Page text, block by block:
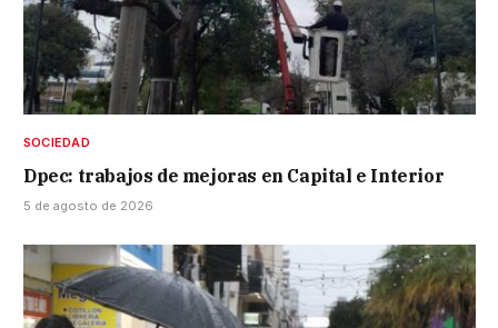
SOCIEDAD
Dpec: trabajos de mejoras en Capital e Interior
5 de agosto de 2026